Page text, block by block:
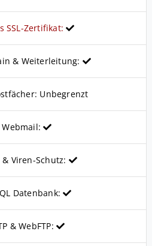
SSL-Zertifikat:
& Weiterleitung:
Unbegrenzt
Webmail:
& Viren-Schutz:
Datenbank:
& WebFTP: